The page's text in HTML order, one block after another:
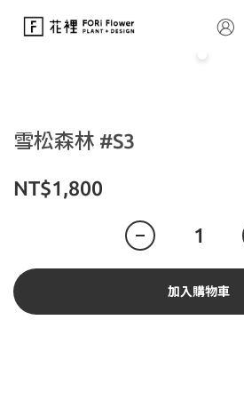
雪松森林 #S3
NT$1,800
加入購物車